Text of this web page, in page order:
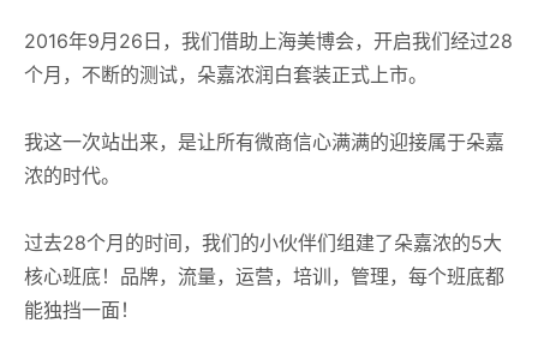
2016年9月26日，我们借助上海美博会，开启我们经过28
个月，不断的测试，朵嘉浓润白套装正式上市。
我这一次站出来，是让所有微商信心满满的迎接属于朵嘉
浓的时代。
过去28个月的时间，我们的小伙伴们组建了朵嘉浓的5大
核心班底！ 品牌，流量，运营，培训，管理，每个班底都
能独挡一面！